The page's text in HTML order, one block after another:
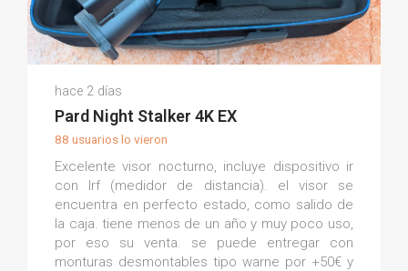
Adrian L.
(0)
hace 2 días
Pard Night Stalker 4K EX
88 usuarios lo vieron
Excelente visor nocturno, incluye dispositivo ir
con lrf (medidor de distancia). el visor se
encuentra en perfecto estado, como salido de
la caja. tiene menos de un año y muy poco uso,
por eso su venta. se puede entregar con
monturas desmontables tipo warne por +50€ y